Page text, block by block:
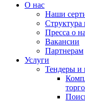
О нас
Наши
Структура
Пресса о
Вакансии
Партнерам
Услуги
Тендеры и